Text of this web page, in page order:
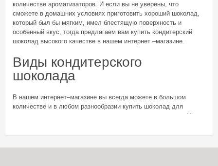
количестве ароматизаторов. И если вы не уверены, что
сможете в домашних условиях приготовить хороший шоколад,
который был бы мягким, имел блестящую поверхность и
особенный вкус, тогда предлагаем вам купить кондитерский
шоколад высокого качестве в нашем интернет –магазине.
Виды кондитерского
шоколада
В нашем интернет–магазине вы всегда можете в большом
количестве и в любом разнообразии купить шоколад для
кондитерского производства по самым доступным ценам. Мы